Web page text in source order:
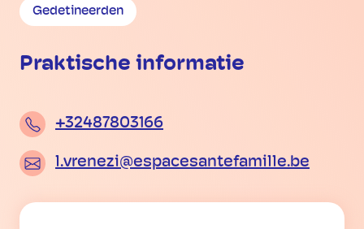
Gedetineerden
Praktische informatie
+32487803166
l.vrenezi@espacesantefamille.be